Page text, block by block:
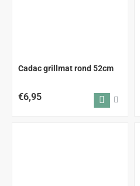
Cadac grillmat rond 52cm
€6,95